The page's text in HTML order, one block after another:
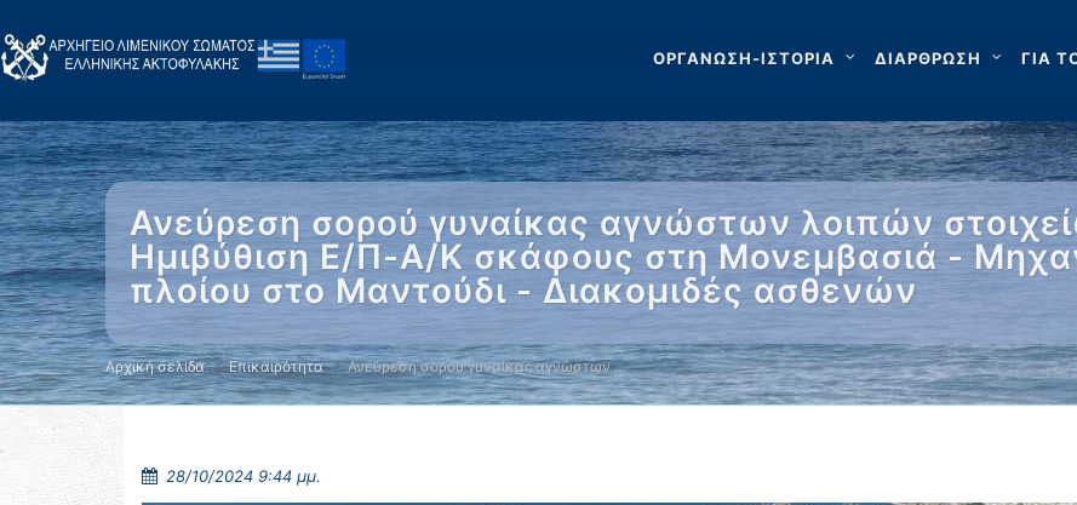
ΟΡΓΑΝΩΣΗ-ΙΣΤΟΡΙΑ ΔΙΑΡΘΡΩΣΗ ΓΙΑ
Ανεύρεση σορού γυναίκας αγνώστων λοιπών
Ημιβύθιση Ε/Π-Α/Κ σκάφους στη Μονεμβασιά -
πλοίου στο Μαντούδι - Διακομιδές ασθενών
Αρχική σελίδα Επικαιρότητα Ανεύρεση σορού γυναίκας αγνώστων …
28/10/2024 9:44 μμ.